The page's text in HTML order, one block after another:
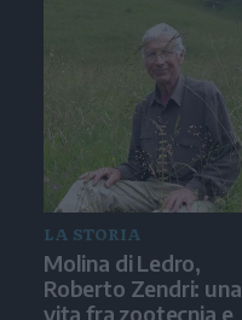
LA STORIA
Molina di Ledro,
Roberto Zendri: una
vita fra zootecnia e